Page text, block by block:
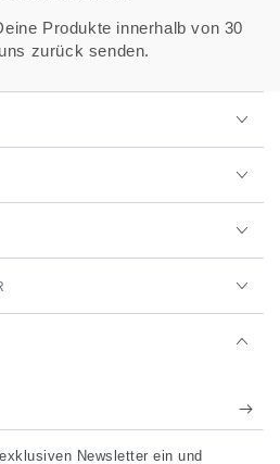
Produkte innerhalb von 30
zurück senden.
Newsletter ein und